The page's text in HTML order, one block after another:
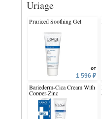
Uriage
Pruriced Soothing Gel
от
1 596 ₽
Bariederm-Cica Cream With
Copper-Zinc